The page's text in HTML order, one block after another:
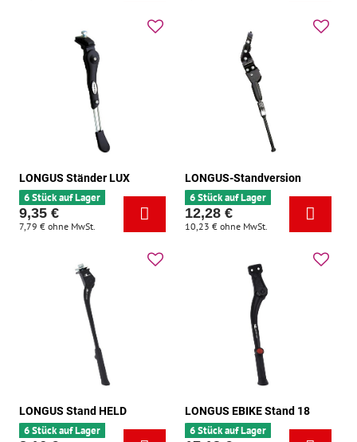
LONGUS Ständer LUX
6 Stück auf Lager
9,35 €
7,79 € ohne MwSt.
LONGUS-Standversion
6 Stück auf Lager
12,28 €
10,23 € ohne MwSt.
LONGUS Stand HELD
6 Stück auf Lager
LONGUS EBIKE Stand 18
6 Stück auf Lager